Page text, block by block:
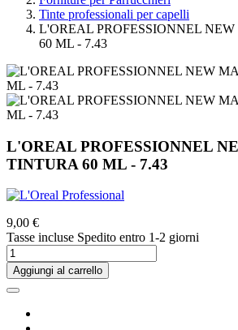
Tinte professionali per capelli
L'OREAL PROFESSIONNEL
60 ML - 7.43
L'OREAL PROFESSIONNEL
TINTURA 60 ML - 7.43
9,00 €
Tasse incluse Spedito entro 1-2 giorni
Aggiungi al carrello